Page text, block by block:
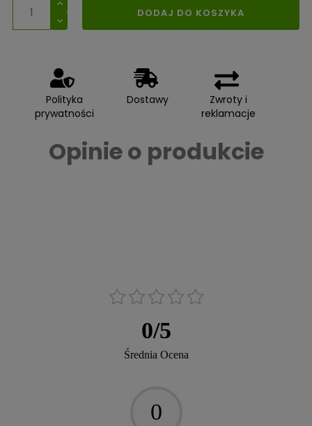
DODAJ DO KOSZYKA
Polityka
prywatności
Dostawy
Zwroty i
reklamacje
Opinie o produkcie
0/5
Średnia Ocena
0